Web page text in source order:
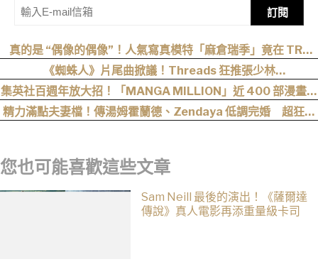
訂閱
真的是 “偶像的偶像”！人氣寫真模特「麻倉瑞季」竟在 TRE
“成功追星”，可愛直言：涼森真的太可愛，幸好有來台灣
《蜘蛛人》片尾曲掀議！Threads 狂推張少林
〈SpiderMan〉，網友：播這個直接神作預定
集英社百週年放大招！「MANGA MILLION」近 400 部漫畫免
費看，《航海王》、《火影忍者》支援逾百種語言
精力滿點夫妻檔！傳湯姆霍蘭德、Zendaya 低調完婚 超狂細
您也可能喜歡這些文章
Sam Neill 最後的演出！《薩爾達
傳說》真人電影再添重量級卡司